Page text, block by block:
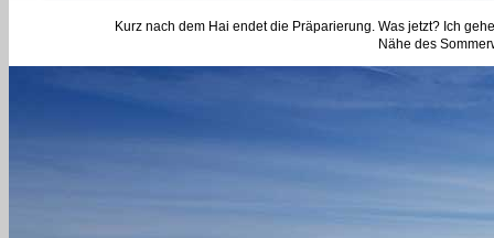
Kurz nach dem Hai endet die Präparierung. Was jetzt? Ich
Nähe des